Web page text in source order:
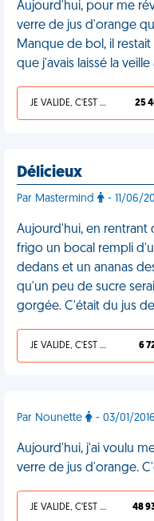
Aujourd'hui, pour me
verre de jus d'orange
Manque de bol, il
que j'avais laissé la veille
JE VALIDE, C'EST UNE VDM 25
Délicieux
Par Mastermind - 11/06/
Aujourd'hui, en
frigo un bocal rempli
dedans et un ananas
qu'un peu de sucre
gorgée. C'était du jus
JE VALIDE, C'EST UNE VDM 6
Par Nounette - 03/01/
Aujourd'hui, j'ai voulu
verre de jus d'orange.
JE VALIDE, C'EST UNE VDM 48